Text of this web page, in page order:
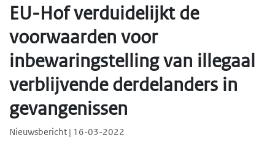
EU-Hof verduidelijkt de
voorwaarden voor
inbewaringstelling van illegaal
verblijvende derdelanders in
gevangenissen
Nieuwsbericht | 16-03-2022